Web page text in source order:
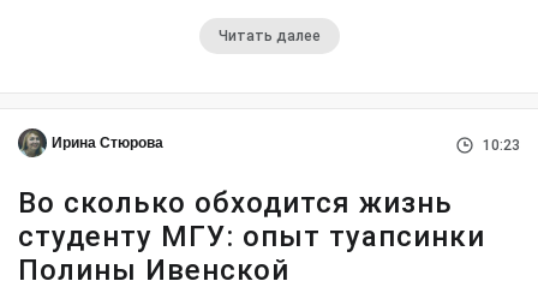
Читать далее
Ирина Стюрова 10:23
Во сколько обходится жизнь
студенту МГУ: опыт туапсинки
Полины Ивенской